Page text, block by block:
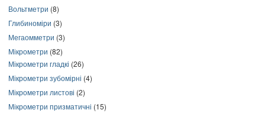
Вольтметри (8)
Глибиноміри (3)
Мегаомметри (3)
Мікрометри (82)
Мікрометри гладкі (26)
Мікрометри зубомірні (4)
Мікрометри листові (2)
Мікрометри призматичні (15)